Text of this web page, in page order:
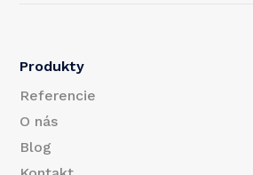
i
l
Produkty
Referencie
O nás
Blog